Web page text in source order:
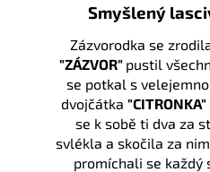
Smyšlený
Zázvorodka se
"ZÁZVOR" pustil
se potkal s
dvojčátka "CITRONKA"
se k sobě ti dva za
svlékla a skočila za
promíchali se každý